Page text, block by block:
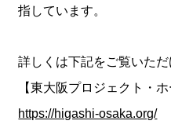
指しています。
詳しくは下記をご覧いただ
【東大阪プロジェクト・ホ
https://higashi-osaka.org/